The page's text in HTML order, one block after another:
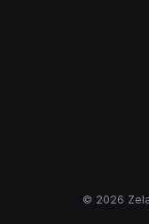
© 2026